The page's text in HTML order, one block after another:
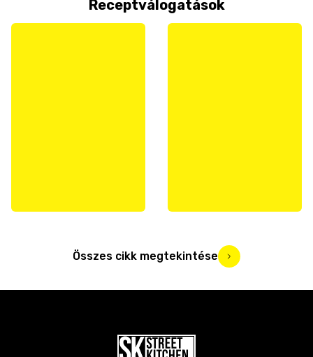
Receptválogatások
Összes cikk megtekintése